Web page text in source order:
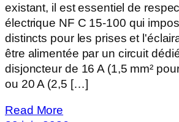
existant, il est essentiel de
électrique NF C 15-100 qui
distincts pour les prises et
être alimentée par un circuit
disjoncteur de 16 A (1,5 mm²
ou 20 A (2,5 […]
Read More